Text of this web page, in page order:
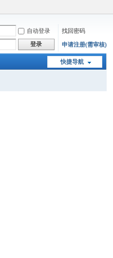
自动登录
找回密码
登录 申请注册(需审核)
快捷导航